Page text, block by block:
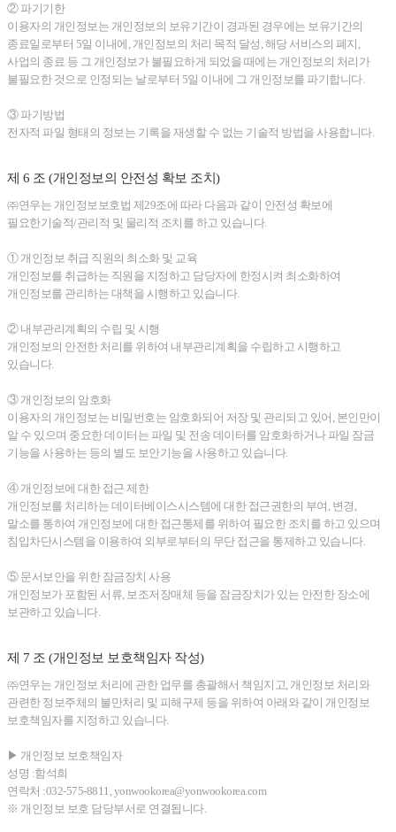
② 파기기한
이용자의 개인정보는 개인정보의 보유기간이 경과된 경우에는 보유기간의
종료일로부터 5일 이내에, 개인정보의 처리 목적 달성, 해당 서비스의 폐지,
사업의 종료 등 그 개인정보가 불필요하게 되었을 때에는 개인정보의 처리가
불필요한 것으로 인정되는 날로부터 5일 이내에 그 개인정보를 파기합니다.
③ 파기방법
전자적 파일 형태의 정보는 기록을 재생할 수 없는 기술적 방법을 사용합니다.
제 6 조 (개인정보의 안전성 확보 조치)
㈜연우는 개인정보보호법 제29조에 따라 다음과 같이 안전성 확보에
필요한기술적/관리적 및 물리적 조치를 하고 있습니다.
① 개인정보 취급 직원의 최소화 및 교육
개인정보를 취급하는 직원을 지정하고 담당자에 한정시켜 최소화하여
개인정보를 관리하는 대책을 시행하고 있습니다.
② 내부관리계획의 수립 및 시행
개인정보의 안전한 처리를 위하여 내부관리계획을 수립하고 시행하고
있습니다.
③ 개인정보의 암호화
이용자의 개인정보는 비밀번호는 암호화되어 저장 및 관리되고 있어, 본인만이
알 수 있으며 중요한 데이터는 파일 및 전송 데이터를 암호화하거나 파일 잠금
기능을 사용하는 등의 별도 보안기능을 사용하고 있습니다.
④ 개인정보에 대한 접근 제한
개인정보를 처리하는 데이터베이스시스템에 대한 접근권한의 부여, 변경,
말소를 통하여 개인정보에 대한 접근통제를 위하여 필요한 조치를 하고 있으며
침입차단시스템을 이용하여 외부로부터의 무단 접근을 통제하고 있습니다.
⑤ 문서보안을 위한 잠금장치 사용
개인정보가 포함된 서류, 보조저장매체 등을 잠금장치가 있는 안전한 장소에
보관하고 있습니다.
제 7 조 (개인정보 보호책임자 작성)
㈜연우는 개인정보 처리에 관한 업무를 총괄해서 책임지고, 개인정보 처리와
관련한 정보주체의 불만처리 및 피해구제 등을 위하여 아래와 같이 개인정보
보호책임자를 지정하고 있습니다.
▶ 개인정보 보호책임자
성명 :함석희
연락처 :032-575-8811, yonwookorea@yonwookorea.com
※ 개인정보 보호 담당부서로 연결됩니다.